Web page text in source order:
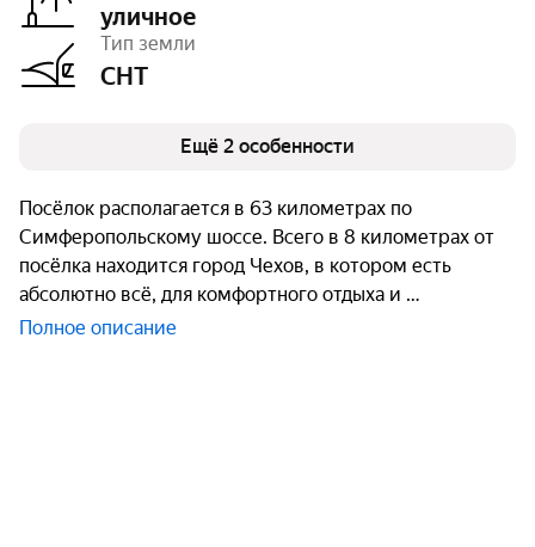
уличное
Тип земли
СНТ
Ещё 2 особенности
Посёлок располагается в 63 километрах по
Симферопольскому шоссе. Всего в 8 километрах от
посёлка находится город Чехов, в котором есть
абсолютно всё, для комфортного отдыха и
Полное описание